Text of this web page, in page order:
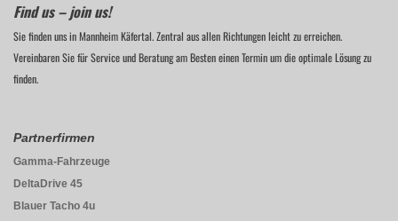
Find us – join us!
Sie finden uns in Mannheim Käfertal. Zentral aus allen Richtungen leicht zu erreichen.
Vereinbaren Sie für Service und Beratung am Besten einen Termin um die optimale Lösung zu
finden.
Partnerfirmen
Gamma-Fahrzeuge
DeltaDrive 45
Blauer Tacho 4u